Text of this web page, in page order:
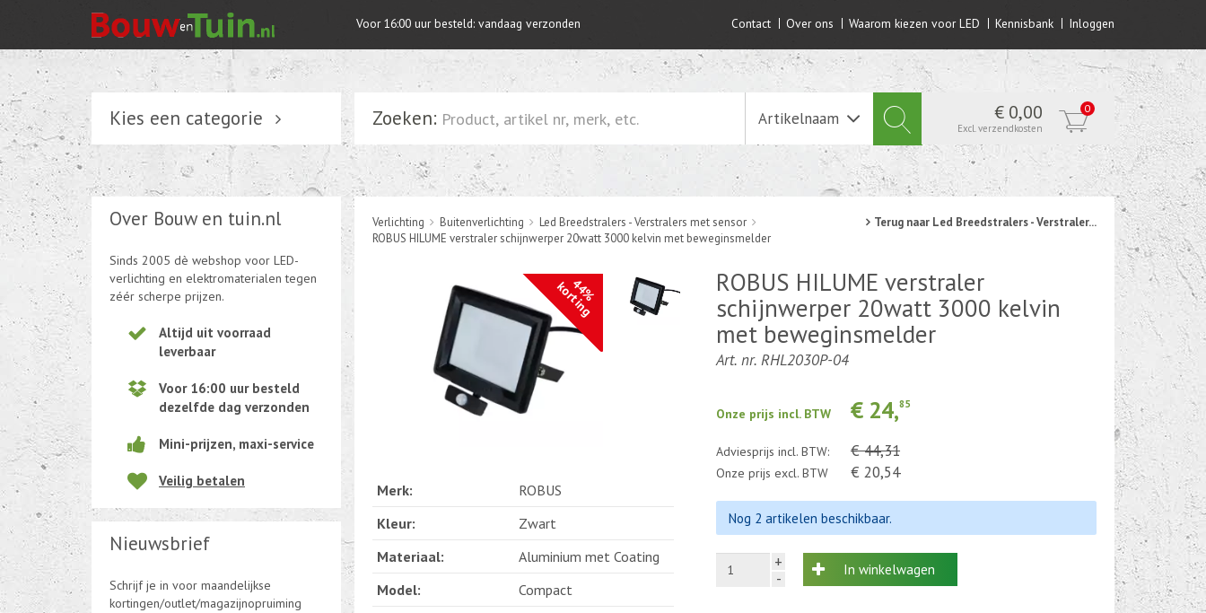
Voor 16:00 uur besteld: vandaag verzonden Contact Over ons Waarom kiezen voor LED Kennisbank Inloggen
Kies een categorie
Verlichting
Schakelmateriaal
Tuin elektriciteit
Kabel en draad
CEE-stekker-contra 380-230V
Beweging-Tijd-Rook Sensors
Outletdeals
Bulkverpakking
Zoeken: Artikelnaam € 0,00
Excl. verzendkosten
0
Verlichting Buitenverlichting
Led Breedstralers - Verstralers met sensor
ROBUS HILUME verstraler schijnwerper 20watt 3000 kelvin met beweginsmelder
Terug naar Led Breedstralers - Verstraler...
44%
korting
Merk:
ROBUS
Kleur:
Zwart
Materiaal:
Aluminium met Coating
Model:
Compact
ROBUS HILUME verstraler
schijnwerper 20watt 3000 kelvin
met beweginsmelder
Art. nr. RHL2030P-04
Onze prijs incl. BTW € 24,85
Adviesprijs incl. BTW: € 44,31
Onze prijs excl. BTW € 20,54
Nog 2 artikelen beschikbaar.
+
-
In winkelwagen
Over Bouw en tuin.nl
Sinds 2005 dè webshop voor LED-
verlichting en elektromaterialen tegen
zéér scherpe prijzen.
Altijd uit voorraad
leverbaar
Voor 16:00 uur besteld
dezelfde dag verzonden
Mini-prijzen, maxi-service
Veilig betalen
Nieuwsbrief
Schrijf je in voor maandelijkse
kortingen/outlet/magazijnopruiming